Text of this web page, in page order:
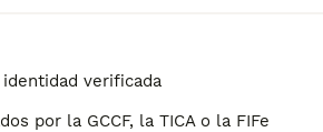
verificada
por la GCCF, la TICA o la FIFe
para los